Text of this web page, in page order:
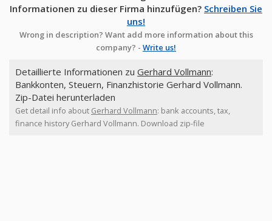
Informationen zu dieser Firma hinzufügen? Schreiben Sie
uns!
Wrong in description? Want add more information about this
company? - Write us!
Detaillierte Informationen zu Gerhard Vollmann:
Bankkonten, Steuern, Finanzhistorie Gerhard Vollmann.
Zip-Datei herunterladen
Get detail info about Gerhard Vollmann: bank accounts, tax,
finance history Gerhard Vollmann. Download zip-file